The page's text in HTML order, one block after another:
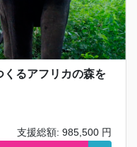
くるアフリカの森を
支援総額: 985,500 円